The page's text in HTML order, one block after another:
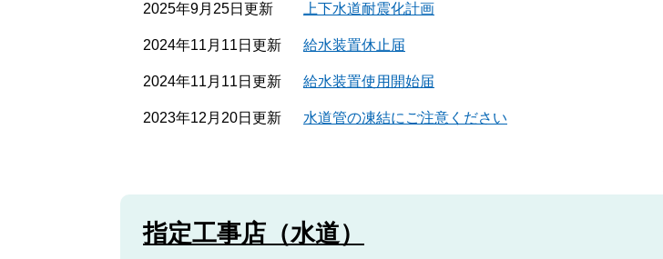
2025年9月25日更新 上下水道耐震化計画
2024年11月11日更新 給水装置休止届
2024年11月11日更新 給水装置使用開始届
2023年12月20日更新 水道管の凍結にご注意ください
指定工事店（水道）